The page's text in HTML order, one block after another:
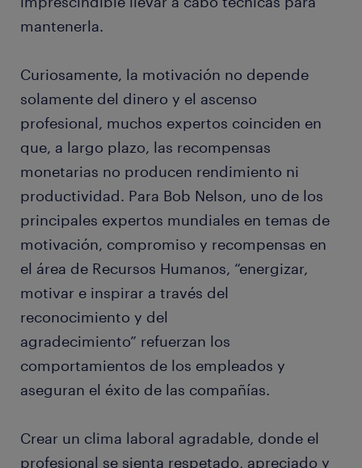
mantenerla.
Curiosamente, la motivación no depende
solamente del dinero y el ascenso
profesional, muchos expertos coinciden en
que, a largo plazo, las recompensas
monetarias no producen rendimiento ni
productividad. Para Bob Nelson, uno de los
principales expertos mundiales en temas de
motivación, compromiso y recompensas en
el área de Recursos Humanos, “energizar,
motivar e inspirar a través del
reconocimiento y del
agradecimiento” refuerzan los
comportamientos de los empleados y
aseguran el éxito de las compañías.
Crear un clima laboral agradable, donde el
profesional se sienta respetado, apreciado y